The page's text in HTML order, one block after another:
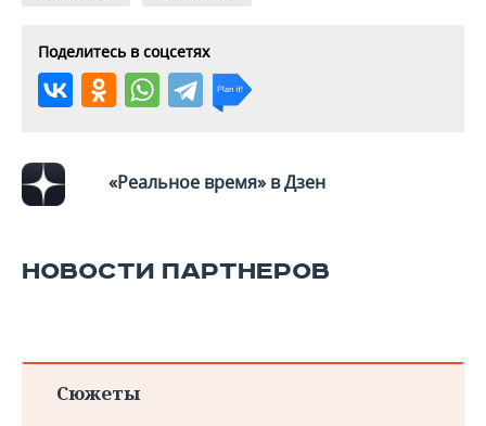
Поделитесь в соцсетях
«Реальное время» в Дзен
НОВОСТИ ПАРТНЕРОВ
Сюжеты